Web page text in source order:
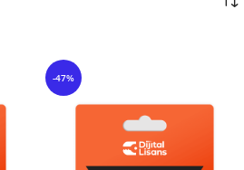
-47%